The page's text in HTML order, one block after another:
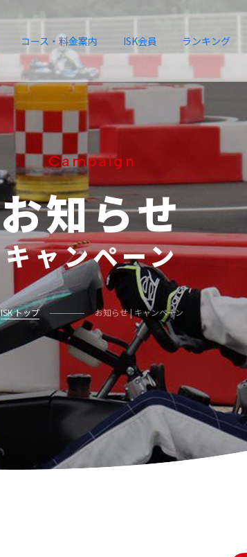
コース・料金案内 ISK会員 ランキング
Campaign
お知らせ
キャンペーン
ISK トップ お知らせ | キャンペーン